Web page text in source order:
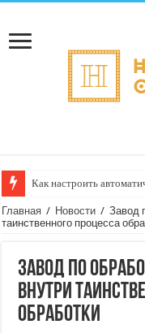
Как настроить
Главная / Новости / Завод
таинственного процесса
Завод по
внутри
обработки